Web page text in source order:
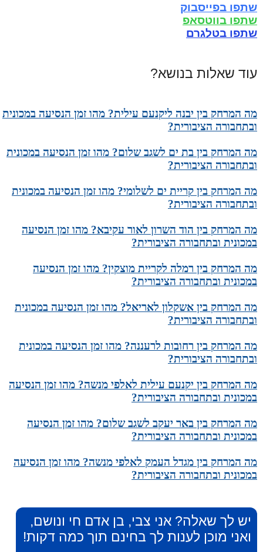
שתפו בפייסבוק
שתפו בווטסאפ
שתפו בטלגרם
עוד שאלות בנושא?
מה המרחק בין יבנה ליקנעם עילית? מהו זמן הנסיעה במכונית
ובתחבורה הציבורית?
מה המרחק בין בת ים לשגב שלום? מהו זמן הנסיעה במכונית
ובתחבורה הציבורית?
מה המרחק בין קריית ים לשלומי? מהו זמן הנסיעה במכונית
ובתחבורה הציבורית?
מה המרחק בין הוד השרון לאור עקיבא? מהו זמן הנסיעה
במכונית ובתחבורה הציבורית?
מה המרחק בין רמלה לקריית מוצקין? מהו זמן הנסיעה
במכונית ובתחבורה הציבורית?
מה המרחק בין אשקלון לאריאל? מהו זמן הנסיעה במכונית
ובתחבורה הציבורית?
מה המרחק בין רחובות לרעננה? מהו זמן הנסיעה במכונית
ובתחבורה הציבורית?
מה המרחק בין יקנעם עילית לאלפי מנשה? מהו זמן הנסיעה
במכונית ובתחבורה הציבורית?
מה המרחק בין באר יעקב לשגב שלום? מהו זמן הנסיעה
במכונית ובתחבורה הציבורית?
מה המרחק בין מגדל העמק לאלפי מנשה? מהו זמן הנסיעה
במכונית ובתחבורה הציבורית?
יש לך שאלה? אני צבי, בן אדם חי ונושם,
ואני מוכן לענות לך בחינם תוך כמה דקות!